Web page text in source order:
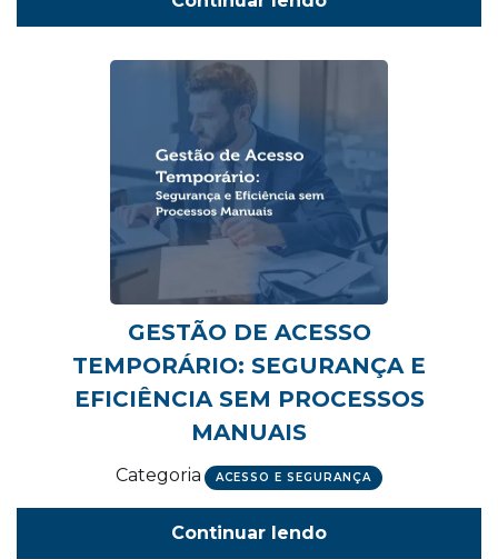
GESTÃO DE ACESSO
TEMPORÁRIO: SEGURANÇA E
EFICIÊNCIA SEM PROCESSOS
MANUAIS
Categoria ACESSO E SEGURANÇA
Continuar lendo